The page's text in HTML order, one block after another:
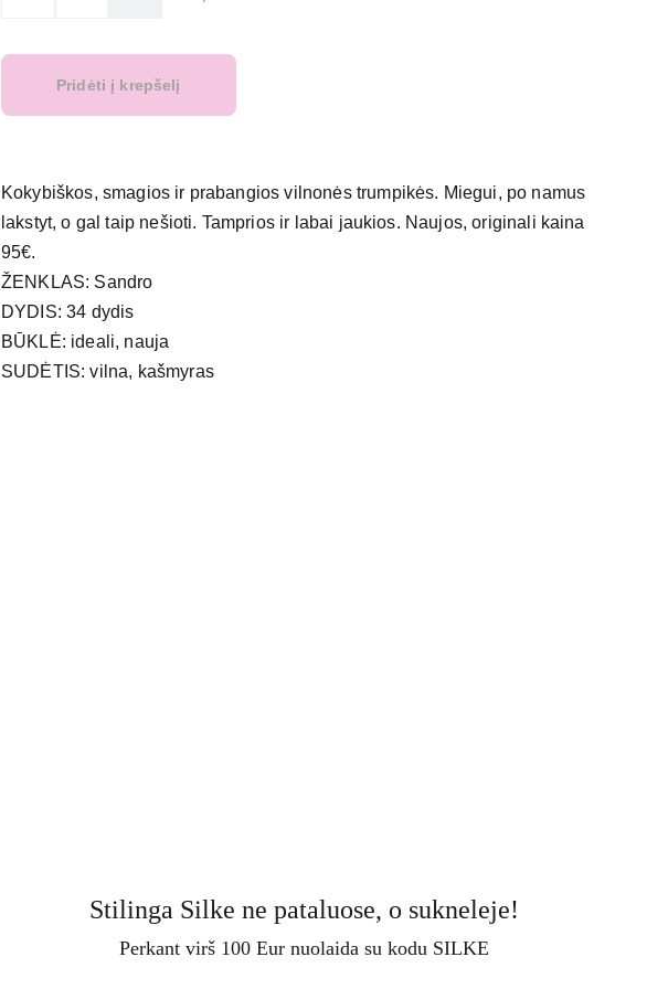
Pridėti į krepšelį
Kokybiškos, smagios ir prabangios vilnonės trumpikės. Miegui, po namus
lakstyt, o gal taip nešioti. Tamprios ir labai jaukios. Naujos, originali kaina
95€.
ŽENKLAS: Sandro
DYDIS: 34 dydis
BŪKLĖ: ideali, nauja
SUDĖTIS: vilna, kašmyras
Stilinga Silke ne pataluose, o sukneleje!
Perkant virš 100 Eur nuolaida su kodu SILKE